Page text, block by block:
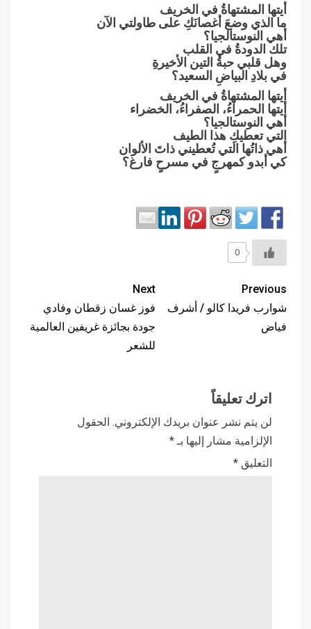
أيتها المشتهاةُ في الخريف
ما الذي وضعَ أغصانَكِ على طاولتي الآن
أهي النوستالجيا؟
تلك الدودةُ في القلب
وهل قلبي حبةُ التين الأخيرةِ
في بلادِ البياضِ السعيد؟
أيتها المشتهاةُ في الخريف
أيتها الحمراءُ، الصفراءُ، الخضراء
أهي النوستالجيا؟
التي تعطيكِ هذا الطيف
أهي ذاتُها التي تُعطيني ذاتَ الألوان
كي أبدو كمهرجٍ في مسرحٍ فارغ؟
0
Previous
شوارب فريدا كالو / أشرف
فياض
Next
فوز غسان زقطان وفادي
جودة بجائزة غريفين العالمية
للشعر
اترك تعليقاً
لن يتم نشر عنوان بريدك الإلكتروني. الحقول
الإلزامية مشار إليها بـ*
التعليق *